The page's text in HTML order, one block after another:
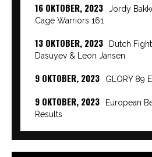
16 OKTOBER, 2023
Jordy
Cage Warriors 161
13 OKTOBER, 2023
Dutch
Dasuyev & Leon Jansen
9 OKTOBER, 2023 GLORY 89
9 OKTOBER, 2023
European
Results